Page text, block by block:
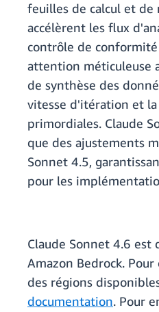
feuilles de calcul et de
accélèrent les flux
contrôle de
attention méticuleuse
de synthèse des
vitesse d'itération et
primordiales. Claude
que des ajustements
Sonnet 4.5,
pour les
Claude Sonnet 4.6 est
Amazon Bedrock.
des régions
documentation. Pour